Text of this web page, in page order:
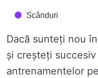
Scânduri
Dacă sunteți nou
și creșteți
antrenamentelor